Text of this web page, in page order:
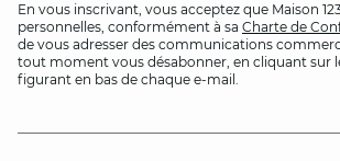
En vous inscrivant, vous acceptez que Maison
personnelles, conformément à sa Charte de
de vous adresser des communications
tout moment vous désabonner, en cliquant sur
figurant en bas de chaque e-mail.